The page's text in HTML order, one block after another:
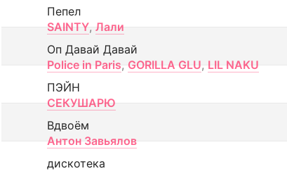
Пепел
SAINTY, Лали
Оп Давай Давай
Police in Paris, GORILLA GLU, LIL NAKU
ПЭЙН
СЕКУШАРЮ
Вдвоём
Антон Завьялов
дискотека